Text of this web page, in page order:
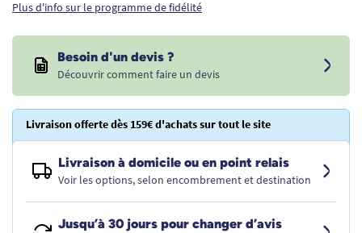
Plus d'info sur le programme de fidélité
Besoin d'un devis ?
Découvrir comment faire un devis
Livraison offerte dès 159€ d'achats sur tout le site
Livraison à domicile ou en point relais
Voir les options, selon encombrement et destination
Jusqu’à 30 jours pour changer d’avis